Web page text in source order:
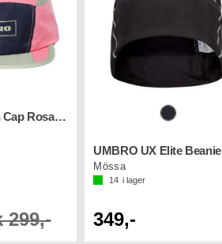
UMBRO Morph Cap Rosa/Marin
299,-
UMBRO UX Elite Beanie
Mössa
14 i lager
349,-